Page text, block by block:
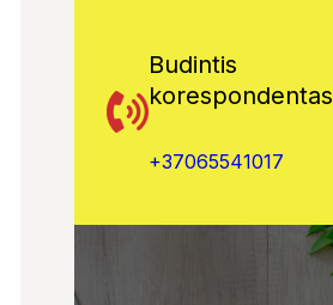
Budintis
korespondentas
+37065541017